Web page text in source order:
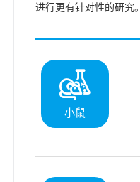
进行更有针对性的研究。
小鼠